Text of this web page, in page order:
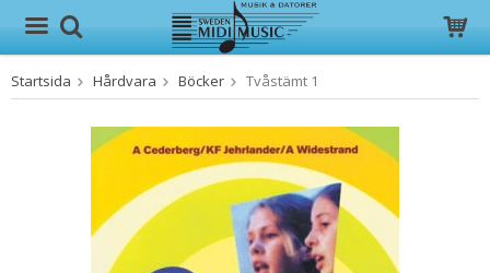
Produkten har blivit tillagd i varukorgen
Startsida Hårdvara Böcker Tvåstämt 1